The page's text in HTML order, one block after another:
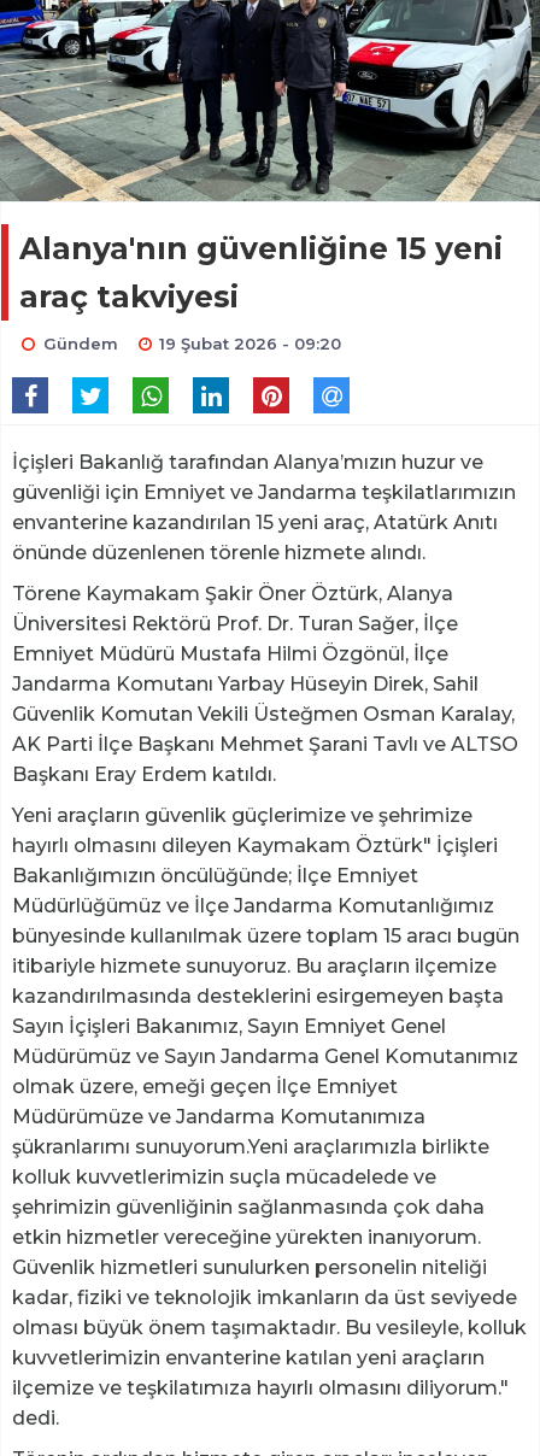
Alanya'nın güvenliğine 15 yeni
araç takviyesi
Gündem 19 Şubat 2026 - 09:20
İçişleri Bakanlığ tarafından Alanya’mızın huzur ve
güvenliği için Emniyet ve Jandarma teşkilatlarımızın
envanterine kazandırılan 15 yeni araç, Atatürk Anıtı
önünde düzenlenen törenle hizmete alındı.
Törene Kaymakam Şakir Öner Öztürk, Alanya
Üniversitesi Rektörü Prof. Dr. Turan Sağer, İlçe
Emniyet Müdürü Mustafa Hilmi Özgönül, İlçe
Jandarma Komutanı Yarbay Hüseyin Direk, Sahil
Güvenlik Komutan Vekili Üsteğmen Osman Karalay,
AK Parti İlçe Başkanı Mehmet Şarani Tavlı ve ALTSO
Başkanı Eray Erdem katıldı.
Yeni araçların güvenlik güçlerimize ve şehrimize
hayırlı olmasını dileyen Kaymakam Öztürk" İçişleri
Bakanlığımızın öncülüğünde; İlçe Emniyet
Müdürlüğümüz ve İlçe Jandarma Komutanlığımız
bünyesinde kullanılmak üzere toplam 15 aracı bugün
itibariyle hizmete sunuyoruz. Bu araçların ilçemize
kazandırılmasında desteklerini esirgemeyen başta
Sayın İçişleri Bakanımız, Sayın Emniyet Genel
Müdürümüz ve Sayın Jandarma Genel Komutanımız
olmak üzere, emeği geçen İlçe Emniyet
Müdürümüze ve Jandarma Komutanımıza
şükranlarımı sunuyorum.Yeni araçlarımızla birlikte
kolluk kuvvetlerimizin suçla mücadelede ve
şehrimizin güvenliğinin sağlanmasında çok daha
etkin hizmetler vereceğine yürekten inanıyorum.
Güvenlik hizmetleri sunulurken personelin niteliği
kadar, fiziki ve teknolojik imkanların da üst seviyede
olması büyük önem taşımaktadır. Bu vesileyle, kolluk
kuvvetlerimizin envanterine katılan yeni araçların
ilçemize ve teşkilatımıza hayırlı olmasını diliyorum."
dedi.